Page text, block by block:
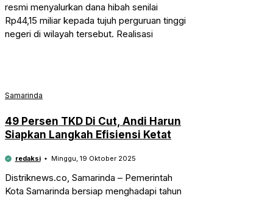
resmi menyalurkan dana hibah senilai
Rp44,15 miliar kepada tujuh perguruan tinggi
negeri di wilayah tersebut. Realisasi
Samarinda
49 Persen TKD Di Cut, Andi Harun
Siapkan Langkah Efisiensi Ketat
redaksi Minggu, 19 Oktober 2025
Distriknews.co, Samarinda – Pemerintah
Kota Samarinda bersiap menghadapi tahun